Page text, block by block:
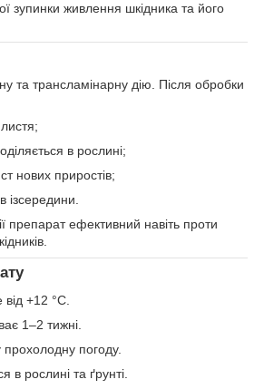
зупинки живлення шкідника та його
та трансламінарну дію. Після обробки
в рослині;
нових приростів;
ізсередини.
препарат ефективний навіть проти
+12 °C.
1–2 тижні.
погоду.
в рослині та ґрунті.